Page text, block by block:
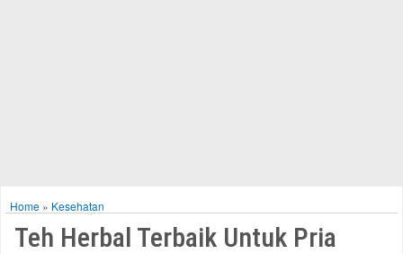
Home » Kesehatan
Teh Herbal Terbaik Untuk Pria